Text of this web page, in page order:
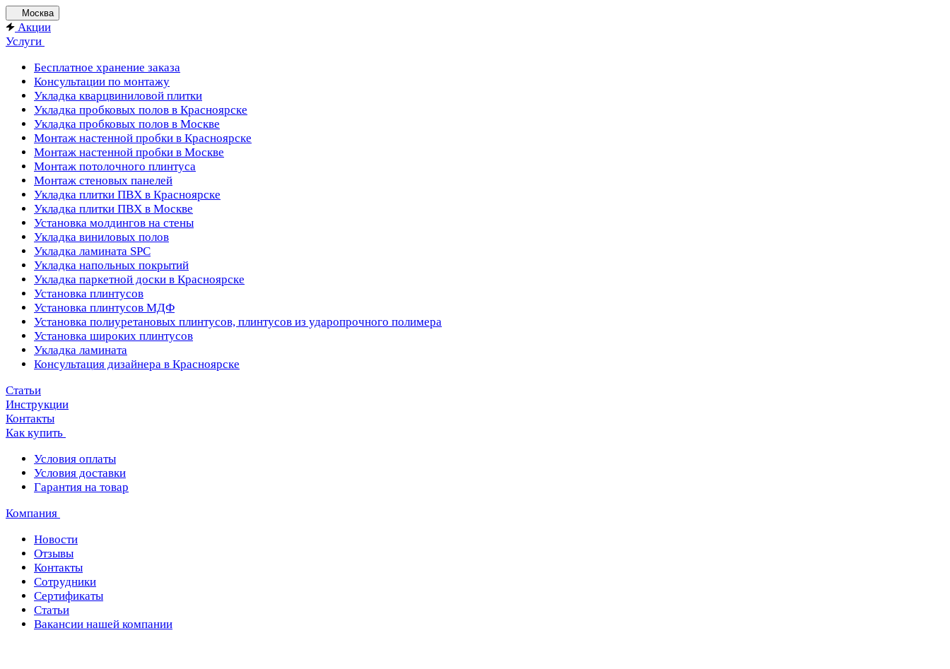
Москва
Акции
Услуги
Бесплатное хранение заказа
Консультации по монтажу
Укладка кварцвиниловой плитки
Укладка пробковых полов в Красноярске
Укладка пробковых полов в Москве
Монтаж настенной пробки в Красноярске
Монтаж настенной пробки в Москве
Монтаж потолочного плинтуса
Монтаж стеновых панелей
Укладка плитки ПВХ в Красноярске
Укладка плитки ПВХ в Москве
Установка молдингов на стены
Укладка виниловых полов
Укладка ламината SPC
Укладка напольных покрытий
Укладка паркетной доски в Красноярске
Установка плинтусов
Установка плинтусов МДФ
Установка полиуретановых плинтусов, плинтусов из ударопрочного полимера
Установка широких плинтусов
Укладка ламината
Консультация дизайнера в Красноярске
Статьи
Инструкции
Контакты
Как купить
Условия оплаты
Условия доставки
Гарантия на товар
Компания
Новости
Отзывы
Контакты
Сотрудники
Сертификаты
Статьи
Вакансии нашей компании